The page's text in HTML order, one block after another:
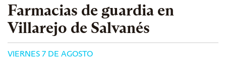
Farmacias de guardia en
Villarejo de Salvanés
VIERNES 7 DE AGOSTO